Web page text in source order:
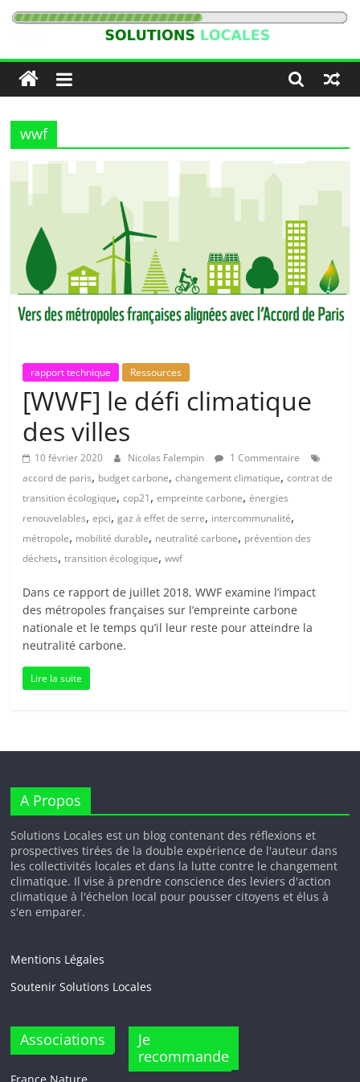
Passer
Solutions
Locales
wwf
rapport technique Ressources
[WWF] le défi climatique
des villes
10 février 2020 Nicolas Falempin
1 Commentaire
accord de paris, budget carbone,changement climatique,contrat de
transition écologique,cop21,empreinte carbone,énergies
renouvelables,epci,gaz à effet de serre, intercommunalité,
métropole, mobilité durable, neutralité carbone, prévention des
déchets,transition écologique,wwf
Dans ce rapport de juillet 2018, WWF examine l’impact
des métropoles françaises sur l’empreinte carbone
nationale et le temps qu’il leur reste pour atteindre la
neutralité carbone.
Lire la suite
A Propos
Solutions Locales est un blog contenant des réflexions et
prospectives tirées de la double expérience de l'auteur dans
les collectivités locales et dans la lutte contre le changement
climatique. Il vise à prendre conscience des leviers d'action
climatique à l'échelon local pour pousser citoyens et élus à
s'en emparer.
Mentions Légales
Soutenir Solutions Locales
Associations
Je
recommande